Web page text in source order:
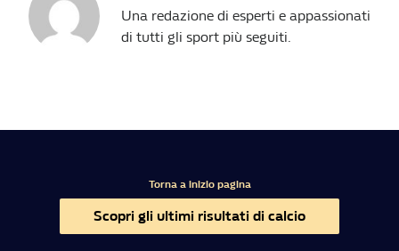
Una redazione di esperti e appassionati
di tutti gli sport più seguiti.
Torna a inizio pagina
Scopri gli ultimi risultati di calcio